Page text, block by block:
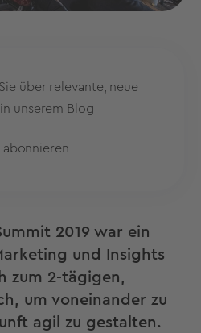
über relevante, neue
unserem Blog
abonnieren
2019 war ein
und Insights
zum 2-tägigen,
um voneinander zu
agil zu gestalten.